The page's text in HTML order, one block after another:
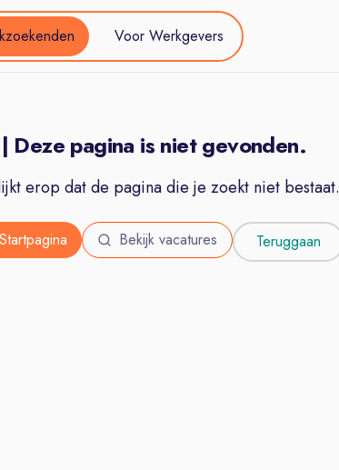
Voor Werkgevers
Deze pagina is niet gevonden.
erop dat de pagina die je zoekt niet bestaat.
Bekijk vacatures Teruggaan